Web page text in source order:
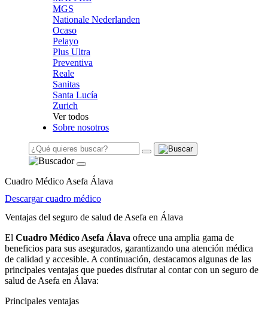
MGS
Nationale Nederlanden
Ocaso
Pelayo
Plus Ultra
Preventiva
Reale
Sanitas
Santa Lucía
Zurich
Ver todos
Sobre nosotros
Cuadro Médico Asefa Álava
Descargar cuadro médico
Ventajas del seguro de salud de Asefa en Álava
El Cuadro Médico Asefa Álava ofrece una amplia gama de
beneficios para sus asegurados, garantizando una atención médica
de calidad y accesible. A continuación, destacamos algunas de las
principales ventajas que puedes disfrutar al contar con un seguro de
salud de Asefa en Álava:
Principales ventajas